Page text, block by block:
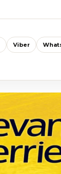
Viber